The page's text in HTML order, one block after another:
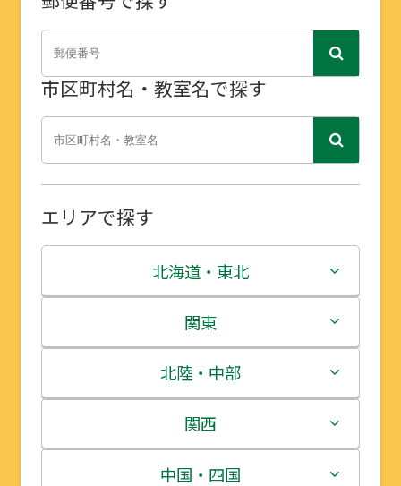
市区町村名・教室名で探す
エリアで探す
北海道・東北
北海道
青森県
岩手県
宮城県
関東
茨城県
栃木県
群馬県
北陸・中部
新潟県
富山県
関西
三重県
中国・四国